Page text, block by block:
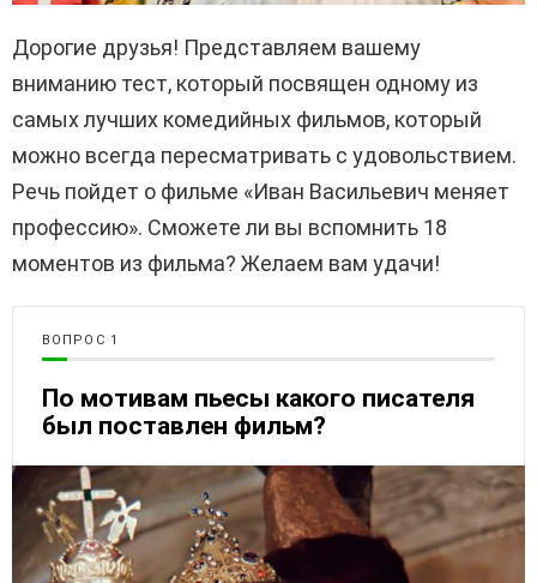
Дорогие друзья! Представляем вашему
вниманию тест, который посвящен одному из
самых лучших комедийных фильмов, который
можно всегда пересматривать с удовольствием.
Речь пойдет о фильме «Иван Васильевич меняет
профессию». Сможете ли вы вспомнить 18
моментов из фильма? Желаем вам удачи!
ВОПРОС
По мотивам пьесы какого писателя
был поставлен фильм?